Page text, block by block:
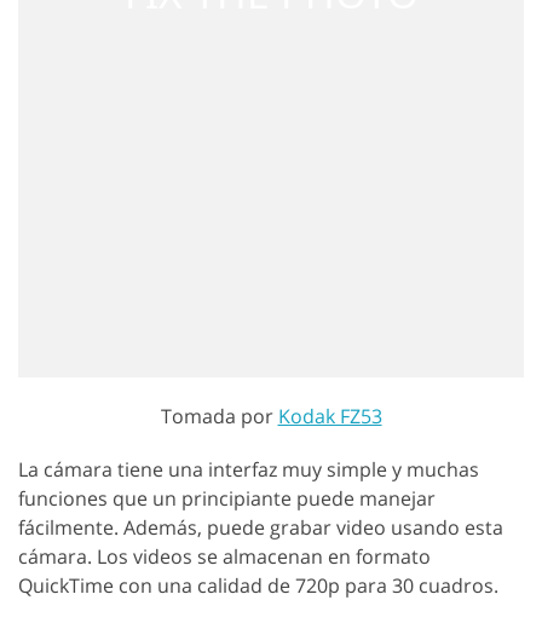
Tomada por Kodak FZ53
La cámara tiene una interfaz muy simple y muchas
funciones que un principiante puede manejar
fácilmente. Además, puede grabar video usando esta
cámara. Los videos se almacenan en formato
QuickTime con una calidad de 720p para 30 cuadros.